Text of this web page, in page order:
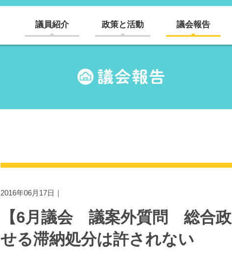
議員紹介 政策と活動 議会報告
2016年06月17日｜
【6月議会 議案外質問 総合政
せる滞納処分は許されない